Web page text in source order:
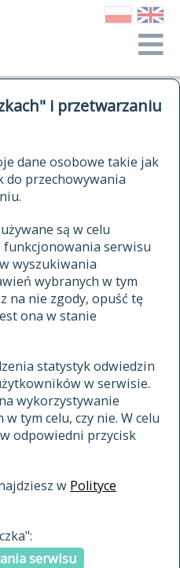
i przetwarzaniu
dane osobowe takie jak
do przechowywania
są w celu
serwisu
wyszukiwania
wybranych w tym
na nie zgody, opuść tę
ona w stanie
statystyk odwiedzin
w serwisie.
wykorzystywanie
tym celu, czy nie. W celu
odpowiedni przycisk
w Polityce
serwisu
SŁOWNIK
WIEKU
hasła